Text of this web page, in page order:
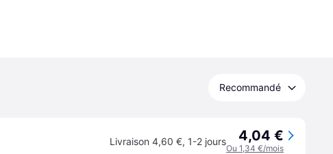
Recommandé
Livraison 4,60 €, 1-2 jours 4,04 €
Ou 1,34 €/mois